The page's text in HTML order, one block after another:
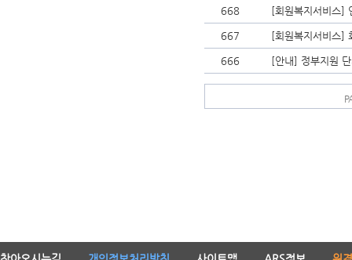
668 [회원복지서비스]
667 [회원복지서비스]
666 [안내] 정부지원